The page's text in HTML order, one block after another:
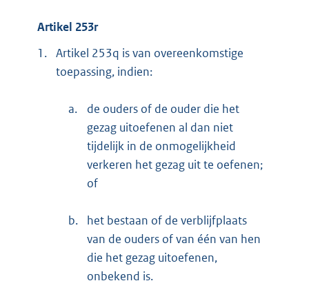
Artikel 253r
1. Artikel 253q is van overeenkomstige
toepassing, indien:
a.
de ouders of de ouder die het
gezag uitoefenen al dan niet
tijdelijk in de onmogelijkheid
verkeren het gezag uit te oefenen;
of
b.
het bestaan of de verblijfplaats
van de ouders of van één van hen
die het gezag uitoefenen,
onbekend is.